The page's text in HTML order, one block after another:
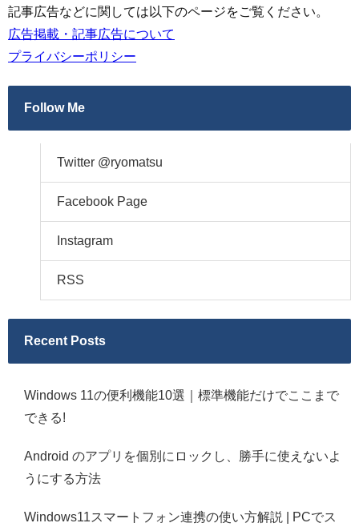
記事広告などに関しては以下のページをご覧ください。
広告掲載・記事広告について
プライバシーポリシー
Follow Me
Twitter @ryomatsu
Facebook Page
Instagram
RSS
Recent Posts
Windows 11の便利機能10選｜標準機能だけでここまで
できる!
Android のアプリを個別にロックし、勝手に使えないよ
うにする方法
Windows11スマートフォン連携の使い方解説 | PCでス